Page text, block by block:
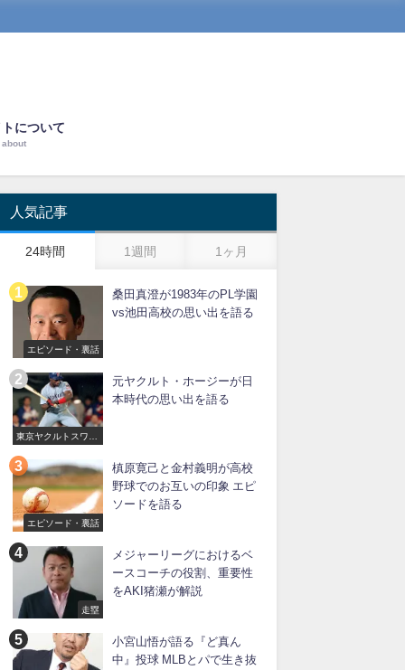
について
about
人気記事
24時間 1週間 1ヶ月
エピソード・裏話
桑田真澄が1983年のPL学園
vs池田高校の思い出を語る
東京ヤクルトスワロ
元ヤクルト・ホージーが日
本時代の思い出を語る
エピソード・裏話
槙原寛己と金村義明が高校
野球でのお互いの印象 エピ
ソードを語る
走塁
メジャーリーグにおけるベ
ースコーチの役割、重要性
をAKI猪瀬が解説
小宮山悟が語る『ど真ん
中』投球 MLBとパで生き抜